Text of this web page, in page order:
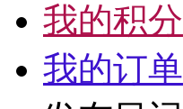
我的积分
我的订单